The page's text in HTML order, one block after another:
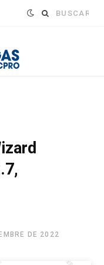
Buscar:
DE 2022